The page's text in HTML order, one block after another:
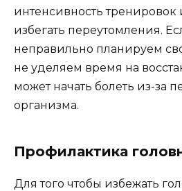
интенсивность тренировок
избегать переутомления.
неправильно планируем
не уделяем время на
может начать болеть из-за
организма.
Профилактика
Для того чтобы избежать